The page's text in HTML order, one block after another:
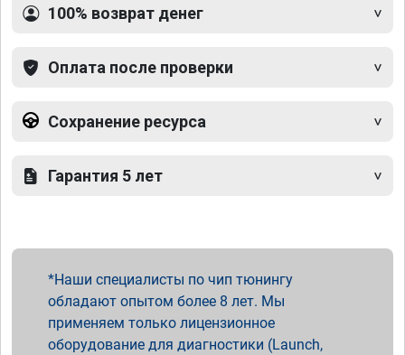
100% возврат денег
Оплата после проверки
Сохранение ресурса
Гарантия 5 лет
Наши специалисты по чип тюнингу
обладают опытом более 8 лет. Мы
применяем только лицензионное
оборудование для диагностики (Launch,